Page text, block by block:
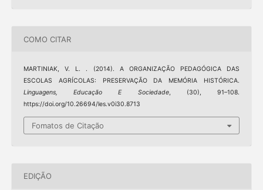
COMO CITAR
MARTINIAK, V. L. . (2014). A ORGANIZAÇÃO PEDAGÓGICA DAS
ESCOLAS AGRÍCOLAS: PRESERVAÇÃO DA MEMÓRIA HISTÓRICA.
Linguagens, Educação E Sociedade, (30), 91–108.
https://doi.org/10.26694/les.v0i30.8713
Fomatos de Citação
EDIÇÃO